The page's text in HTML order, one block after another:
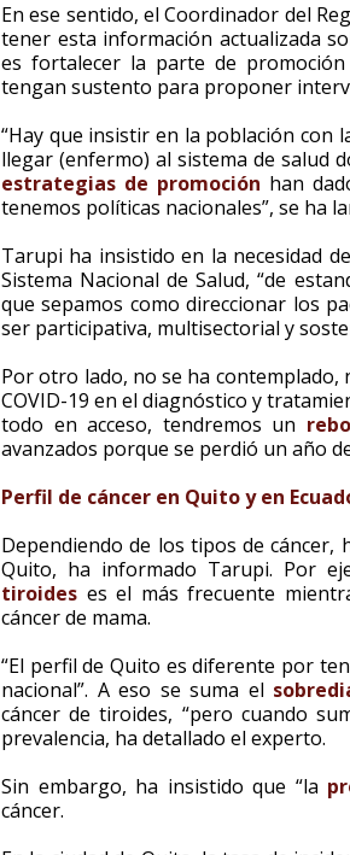
En ese sentido, el Coordinador del
tener esta información actualizada
es fortalecer la parte de
tengan sustento para proponer
“Hay que insistir en la población con
llegar (enfermo) al sistema de salud
estrategias de promoción han
tenemos políticas nacionales”, se ha
Tarupi ha insistido en la necesidad
Sistema Nacional de Salud, “de
que sepamos como direccionar los
ser participativa, multisectorial y
Por otro lado, no se ha contemplado,
COVID-19 en el diagnóstico y
todo en acceso, tendremos un
avanzados porque se perdió un año
Perfil de cáncer en Quito y en
Dependiendo de los tipos de
Quito, ha informado Tarupi. Por
tiroides es el más frecuente
cáncer de mama.
“El perfil de Quito es diferente por
nacional”. A eso se suma el
cáncer de tiroides, “pero cuando
prevalencia, ha detallado el experto.
Sin embargo, ha insistido que “la
cáncer.